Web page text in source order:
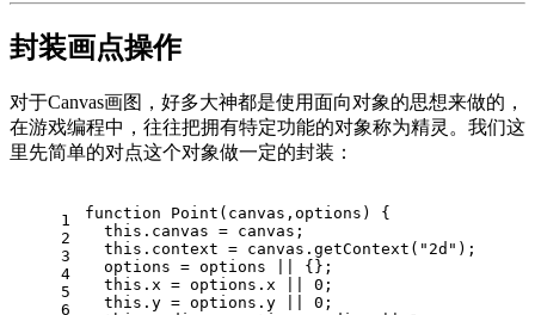
封装画点操作
对于Canvas画图，好多大神都是使用面向对象的思想来做的，
在游戏编程中，往往把拥有特定功能的对象称为精灵。我们这
里先简单的对点这个对象做一定的封装：
1
2
3
4
5
6
function Point ( canvas,options ) {
this . canvas = canvas;
this . context = canvas. getContext ( "2d" );
  options = options || {};
this . x = options. x 0 ;
this . y = options. y 0 ;